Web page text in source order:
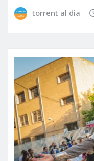
torrent al dia